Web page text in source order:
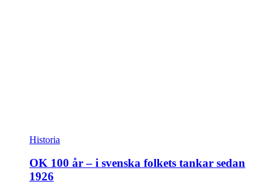
Historia
OK 100 år – i svenska folkets tankar sedan
1926